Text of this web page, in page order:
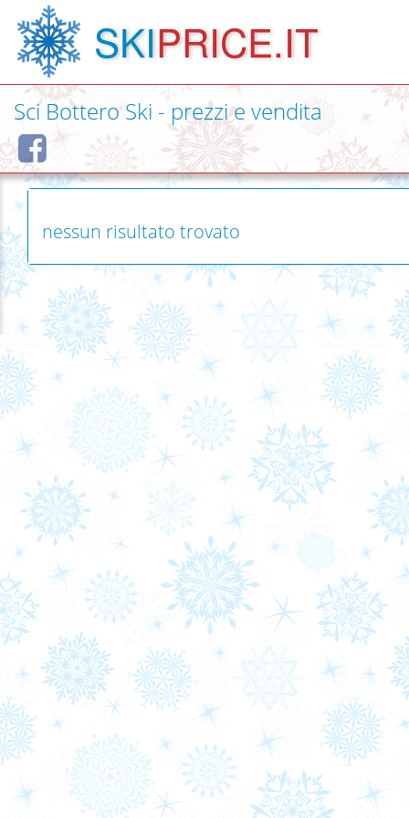
SKIPRICE.IT
Sci Bottero Ski - prezzi e vendita
nessun risultato trovato